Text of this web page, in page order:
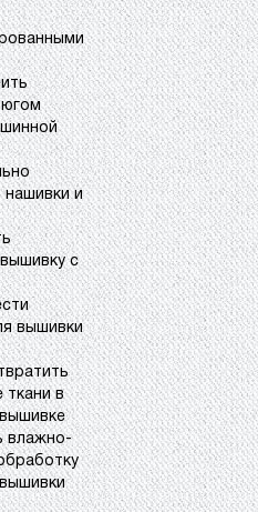
нашивки и
с
вышивки
ткани в
влажно-